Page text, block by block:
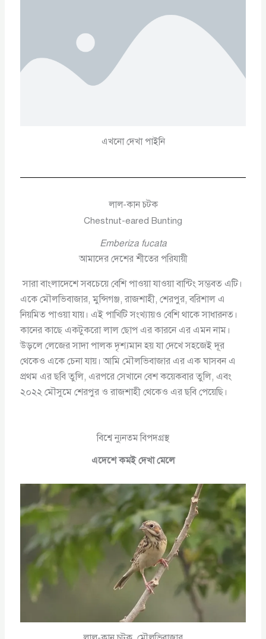
এখনো দেখা পাইনি
লাল-কান চটক
Chestnut-eared Bunting
Emberiza fucata
আমাদের দেশের শীতের পরিযায়ী
সারা বাংলাদেশে সবচেয়ে বেশি পাওয়া যাওয়া বান্টিং সম্ভবত এটি।
একে মৌলভিবাজার, মুন্সিগঞ্জ, রাজশাহী, শেরপুর, বরিশাল এ
নিয়মিত পাওয়া যায়। এই পাখিটি সংখ্যায়ও বেশি থাকে সাধারনত।
কানের কাছে একটুকরো লাল ছোপ এর কারনে এর এমন নাম।
উড়লে লেজের সাদা পালক দৃশ্যমান হয় যা দেখে সহজেই দূর
থেকেও একে চেনা যায়। আমি মৌলভিবাজার এর এক ঘাসবন এ
প্রথম এর ছবি তুলি, এরপরে সেখানে বেশ কয়েকবার তুলি, এবং
২০২২ মৌসুমে শেরপুর ও রাজশাহী থেকেও এর ছবি পেয়েছি।
বিশ্বে ন্যুনতম বিপদগ্রস্থ
এদেশে কমই দেখা মেলে